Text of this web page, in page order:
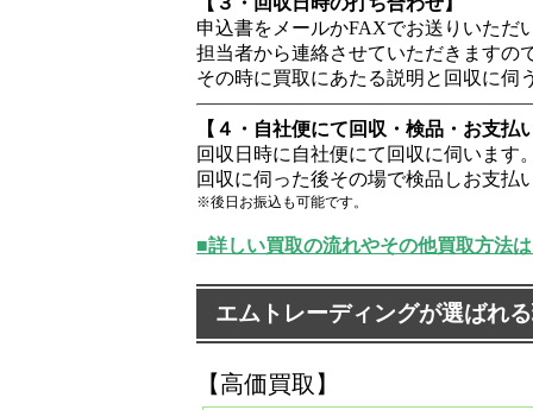
申込書をメールかFAXでお送りいただ
担当者から連絡させていただきますの
その時に買取にあたる説明と回収に伺
【４・自社便にて回収・検品・お支払
回収日時に自社便にて回収に伺います
回収に伺った後その場で検品しお支払
※後日お振込も可能です。
■詳しい買取の流れやその他買取方法
エムトレーディングが選ばれ
【高価買取】